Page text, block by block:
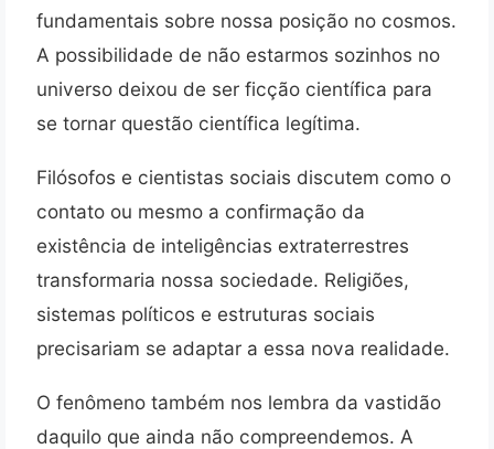
fundamentais sobre nossa posição no cosmos.
A possibilidade de não estarmos sozinhos no
universo deixou de ser ficção científica para
se tornar questão científica legítima.
Filósofos e cientistas sociais discutem como o
contato ou mesmo a confirmação da
existência de inteligências extraterrestres
transformaria nossa sociedade. Religiões,
sistemas políticos e estruturas sociais
precisariam se adaptar a essa nova realidade.
O fenômeno também nos lembra da vastidão
daquilo que ainda não compreendemos. A